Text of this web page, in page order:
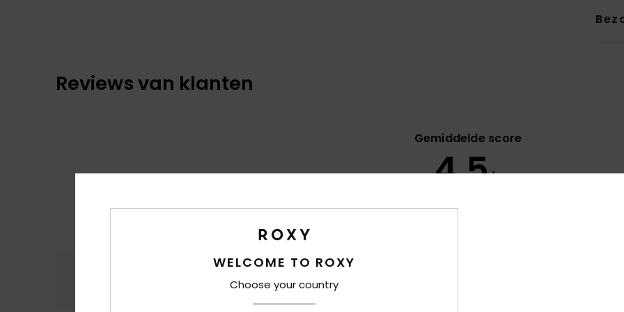
Reviews van klanten
Gemiddelde score
4.5/5
Comfort
Prijs-kwaliteitverhouding
WELCOME TO ROXY
Choose your country